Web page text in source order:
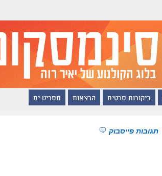
ביקורות סרטים הרצאות תסריט.ים
תגובות פייסבוק